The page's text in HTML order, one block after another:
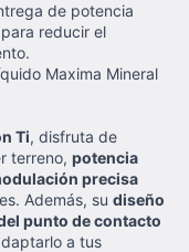
de potencia
reducir el
Maxima Mineral
Ti, disfruta de
terreno, potencia
precisa
Además, su diseño
punto de contacto
a tus